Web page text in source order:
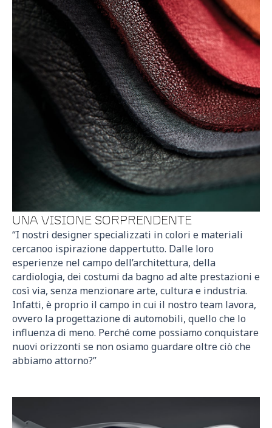
UNA VISIONE SORPRENDENTE
“I nostri designer specializzati in colori e materiali
cercanoo ispirazione dappertutto. Dalle loro
esperienze nel campo dell’architettura, della
cardiologia, dei costumi da bagno ad alte prestazioni e
così via, senza menzionare arte, cultura e industria.
Infatti, è proprio il campo in cui il nostro team lavora,
ovvero la progettazione di automobili, quello che lo
influenza di meno. Perché come possiamo conquistare
nuovi orizzonti se non osiamo guardare oltre ciò che
abbiamo attorno?”